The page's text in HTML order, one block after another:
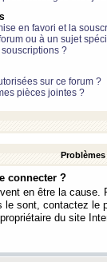
en favori et la
ou à un sujet
?
sur ce forum ?
pièces jointes ?
connecter ?
en être la
sont, contactez le
du site